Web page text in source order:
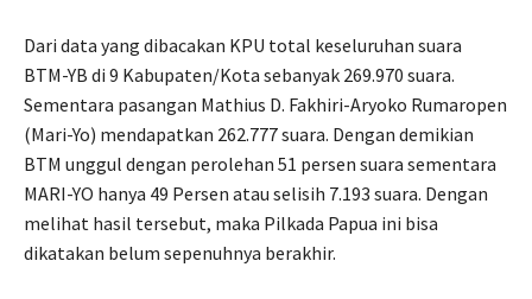
Dari data yang dibacakan KPU total keseluruhan suara
BTM-YB di 9 Kabupaten/Kota sebanyak 269.970 suara.
Sementara pasangan Mathius D. Fakhiri-Aryoko Rumaropen
(Mari-Yo) mendapatkan 262.777 suara. Dengan demikian
BTM unggul dengan perolehan 51 persen suara sementara
MARI-YO hanya 49 Persen atau selisih 7.193 suara. Dengan
melihat hasil tersebut, maka Pilkada Papua ini bisa
dikatakan belum sepenuhnya berakhir.